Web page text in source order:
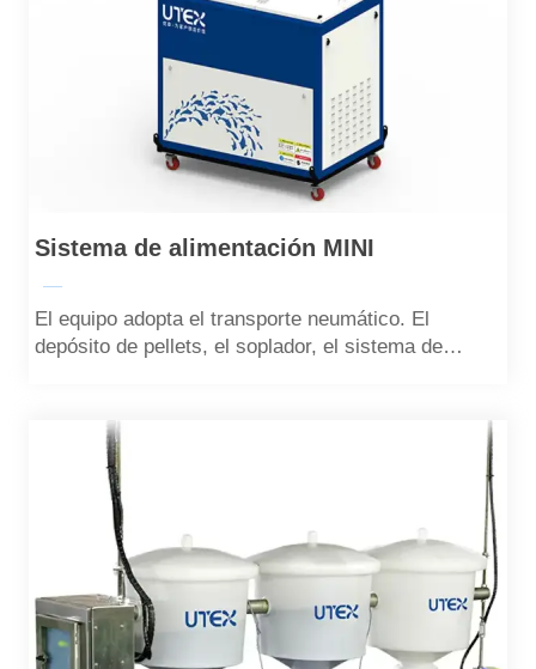
Sistema de alimentación MINI
—
El equipo adopta el transporte neumático. El
depósito de pellets, el soplador, el sistema de
alimentación compacta, portátil y móvil.